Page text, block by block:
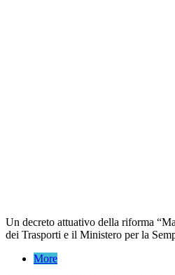
Un decreto attuativo della riforma
dei Trasporti e il Ministero per la
More